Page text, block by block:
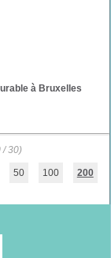
à Bruxelles
/ 30)
50 100 200